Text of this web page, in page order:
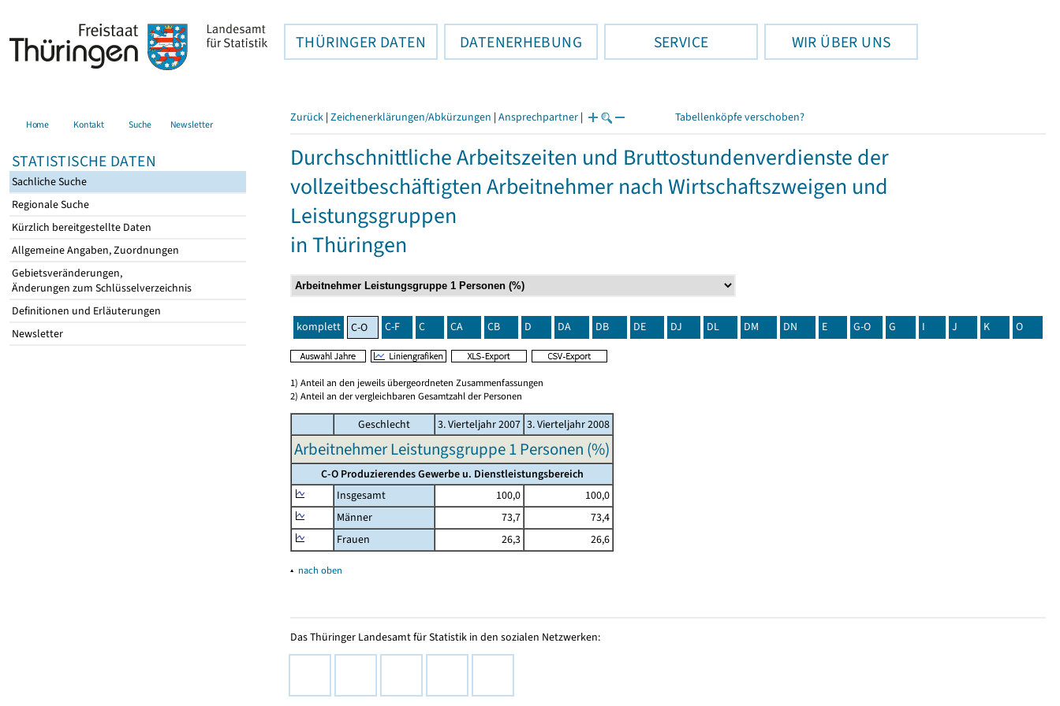
THÜRINGER DATEN DATENERHEBUNG SERVICE WIR ÜBER UNS
Home Kontakt Suche Newsletter
STATISTISCHE DATEN
Sachliche Suche
Regionale Suche
Kürzlich bereitgestellte Daten
Allgemeine Angaben, Zuordnungen
Gebietsveränderungen,
Änderungen zum Schlüsselverzeichnis
Definitionen und Erläuterungen
Newsletter
Zurück | Zeichenerklärungen/Abkürzungen | Ansprechpartner | Tabellenköpfe verschoben?
Durchschnittliche Arbeitszeiten und Bruttostundenverdienste der
vollzeitbeschäftigten Arbeitnehmer nach Wirtschaftszweigen und
Leistungsgruppen
in Thüringen
komplett C-O C-F C CA CB D DA DB DE DJ DL DM DN E G-O G I J K O
1) Anteil an den jeweils übergeordneten Zusammenfassungen
2) Anteil an der vergleichbaren Gesamtzahl der Personen
Geschlecht 3. Vierteljahr 2007 3. Vierteljahr 2008
Arbeitnehmer Leistungsgruppe 1 Personen (%)
C-O Produzierendes Gewerbe u. Dienstleistungsbereich
Insgesamt
100,0
100,0
Männer
73,7
73,4
Frauen
26,3 26,6
▴ nach oben
Das Thüringer Landesamt für Statistik in den sozialen Netzwerken: